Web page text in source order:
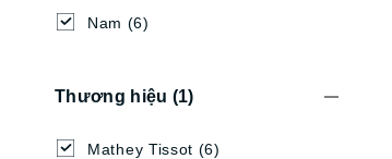
Nam (6)
Thương hiệu (1)
Mathey Tissot (6)